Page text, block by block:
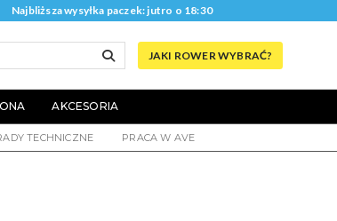
Najbliższa wysyłka paczek: jutro o 18:30
JAKI ROWER WYBRAĆ?
AKCESORIA
TECHNICZNE PRACA W AVE